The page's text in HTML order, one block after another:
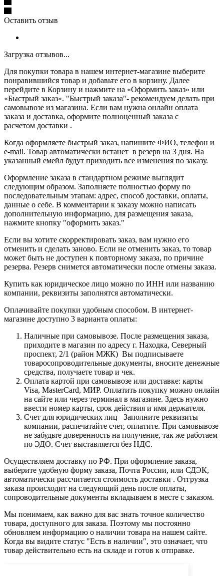
Оставить отзыв
Загрузка отзывов...
Для покупки товара в нашем интернет-магазине выберите
понравившийся товар и добавьте его в корзину. Далее
перейдите в Корзину и нажмите на «Оформить заказ» или
«Быстрый заказ». "Быстрый заказа"- рекомендуем делать при
самовывозе из магазина. Если вам нужна онлайн оплата
заказа и доставка, оформите полноценный заказа с
расчетом доставки .
Когда оформляете быстрый заказ, напишите ФИО, телефон и
e-mail. Товар автоматически встанет в резерв на 3 дня. На
указанный емейл будут приходить все изменения по заказу.
Оформление заказа в стандартном режиме выглядит
следующим образом. Заполняете полностью форму по
последовательным этапам: адрес, способ доставки, оплаты,
данные о себе. В комментарии к заказу можно написать
дополнительную информацию, для размещения заказа,
нажмите кнопку "оформить заказ."
Если вы хотите скорректировать заказ, вам нужно его
отменить и сделать заново. Если не отменить заказ, то товар
может быть не доступен к повторному заказа, по причине
резерва. Резерв снимется автоматически после отмены заказа.
Купить как юридическое лицо можно по ИНН или названию
компании, реквизиты заполнятся автоматически.
Оплачивайте покупки удобным способом. В интернет-
магазине доступно 3 варианта оплаты:
Наличные при самовывозе. После размещения заказа,
приходите в магазин по адресу г. Находка, Северный
проспект, 2/1 (район МЖК) Вы подписываете
товаросопроводительные документы, вносите денежные
средства, получаете товар и чек.
Оплата картой при самовывозе или доставке: карты
Visa, MasterCard, МИР. Оплатить покупку можно онлайн
на сайте или через терминал в магазине. Здесь нужно
ввести номер карты, срок действия и имя держателя.
Счет для юридических лиц Заполните реквизиты
компании, распечатайте счет, оплатите. При самовывозе
не забудьте доверенность на получение, так же работаем
по ЭДО. Счет выставляется без НДС.
Осуществляем доставку по РФ. При оформление заказа,
выберите удобную форму заказа, Почта России, или СДЭК,
автоматически рассчитается стоимость доставки . Отгрузка
заказа происходит на следующий день после оплаты,
сопроводительные документы вкладываем в месте с заказом.
Мы понимаем, как важно для вас знать точное количество
товара, доступного для заказа. Поэтому мы постоянно
обновляем информацию о наличии товара на нашем сайте.
Когда вы видите статус "Есть в наличии", это означает, что
товар действительно есть на складе и готов к отправке.